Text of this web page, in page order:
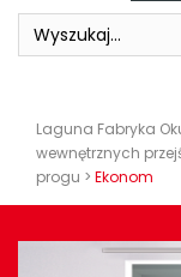
Search
for:
Laguna Fabryka
wewnętrznych
progu > Ekonom